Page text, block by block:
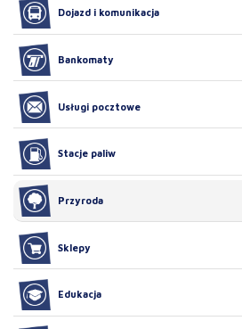
Dojazd i komunikacja
Bankomaty
Usługi pocztowe
Stacje paliw
Przyroda
Sklepy
Edukacja